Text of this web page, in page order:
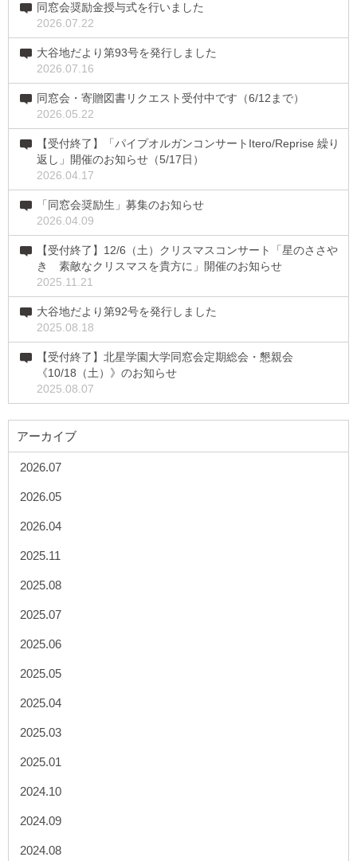
同窓会奨励金授与式を行いました
2026.07.22
大谷地だより第93号を発行しました
2026.07.16
同窓会・寄贈図書リクエスト受付中です（6/12まで）
2026.05.22
【受付終了】「パイプオルガンコンサートItero/Reprise 繰り
返し」開催のお知らせ（5/17日）
2026.04.17
「同窓会奨励生」募集のお知らせ
2026.04.09
【受付終了】12/6（土）クリスマスコンサート「星のささや
き 素敵なクリスマスを貴方に」開催のお知らせ
2025.11.21
大谷地だより第92号を発行しました
2025.08.18
【受付終了】北星学園大学同窓会定期総会・懇親会
《10/18（土）》のお知らせ
2025.08.07
アーカイブ
2026.07
2026.05
2026.04
2025.11
2025.08
2025.07
2025.06
2025.05
2025.04
2025.03
2025.01
2024.10
2024.09
2024.08